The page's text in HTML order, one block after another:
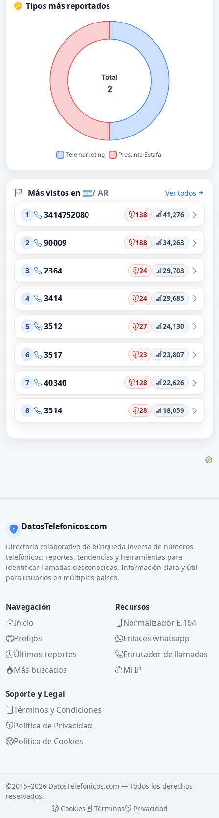
Tipos más reportados
Más vistos en / AR Ver todos
1 3414752080 138 41,276
2 90009 188 34,263
3 2364 24 29,703
4 3414 24 29,685
5 3512 27 24,130
6 3517 23 23,807
7 40340 128 22,626
8 3514 28 18,059
DatosTelefonicos.com
Directorio colaborativo de búsqueda inversa de números
telefónicos: reportes, tendencias y herramientas para
identificar llamadas desconocidas. Información clara y útil
para usuarios en múltiples países.
Navegación
Inicio
Prefijos
Últimos reportes
Más buscados
Recursos
Normalizador E.164
Enlaces whatsapp
Enrutador de llamadas
Mi IP
Soporte y Legal
Términos y Condiciones
Política de Privacidad
Política de Cookies
©2015–2026 DatosTelefonicos.com — Todos los derechos
reservados.
Cookies
Términos Privacidad